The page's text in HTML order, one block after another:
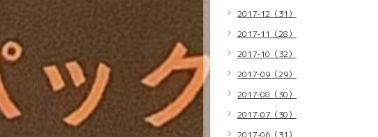
2017-12（31）
2017-11（28）
2017-10（32）
2017-09（29）
2017-08（30）
2017-07（30）
2017-06（31）